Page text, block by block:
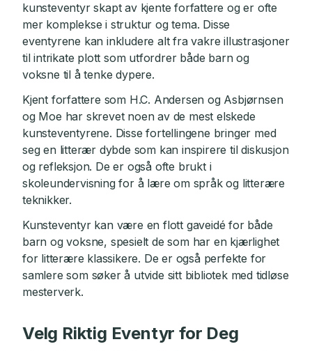
kunsteventyr skapt av kjente forfattere og er ofte
mer komplekse i struktur og tema. Disse
eventyrene kan inkludere alt fra vakre illustrasjoner
til intrikate plott som utfordrer både barn og
voksne til å tenke dypere.
Kjent forfattere som H.C. Andersen og Asbjørnsen
og Moe har skrevet noen av de mest elskede
kunsteventyrene. Disse fortellingene bringer med
seg en litterær dybde som kan inspirere til diskusjon
og refleksjon. De er også ofte brukt i
skoleundervisning for å lære om språk og litterære
teknikker.
Kunsteventyr kan være en flott gaveidé for både
barn og voksne, spesielt de som har en kjærlighet
for litterære klassikere. De er også perfekte for
samlere som søker å utvide sitt bibliotek med tidløse
mesterverk.
Velg Riktig Eventyr for Deg